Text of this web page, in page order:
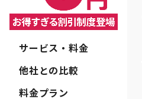
サービス・料金
他社との比較
料金プラン